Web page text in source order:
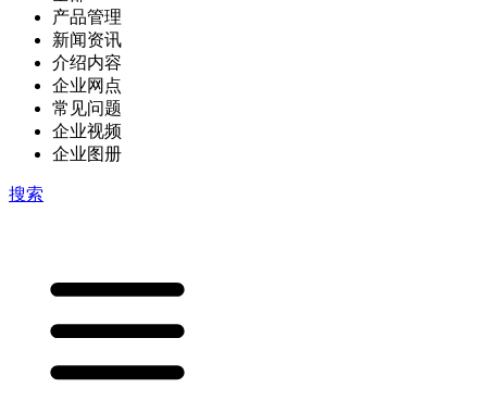
产品管理
新闻资讯
介绍内容
企业网点
常见问题
企业视频
企业图册
搜索